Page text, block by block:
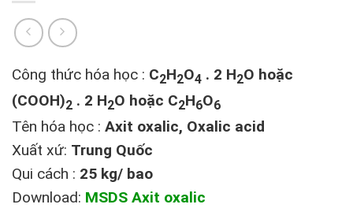
Công thức hóa học : C2H2O4 . 2 H2O hoặc
(COOH)2 . 2 H2O hoặc C2H6O6
Tên hóa học : Axit oxalic, Oxalic acid
Xuất xứ: Trung Quốc
Qui cách : 25 kg/ bao
Download: MSDS Axit oxalic